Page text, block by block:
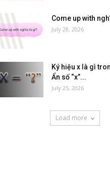
Come up with
July 28, 2026
Ký hiệu x là gì
Ẩn số “x”...
July 25, 2026
Load more